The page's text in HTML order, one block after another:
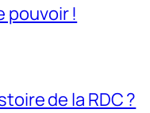
pouvoir !
de la RDC ?